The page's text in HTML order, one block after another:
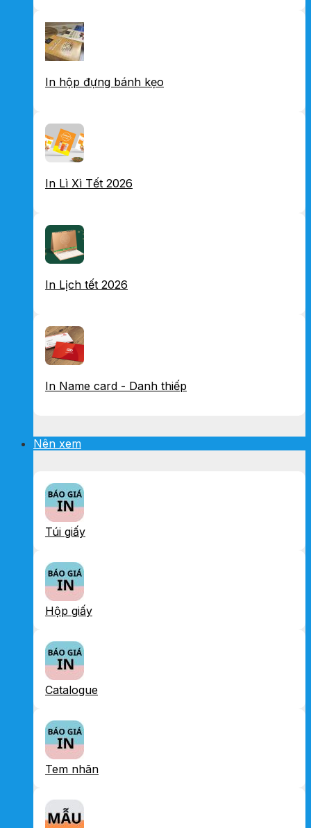
In hộp đựng bánh kẹo
In Lì Xì Tết 2026
In Lịch tết 2026
In Name card - Danh thiếp
Nên xem
Túi giấy
Hộp giấy
Catalogue
Tem nhãn